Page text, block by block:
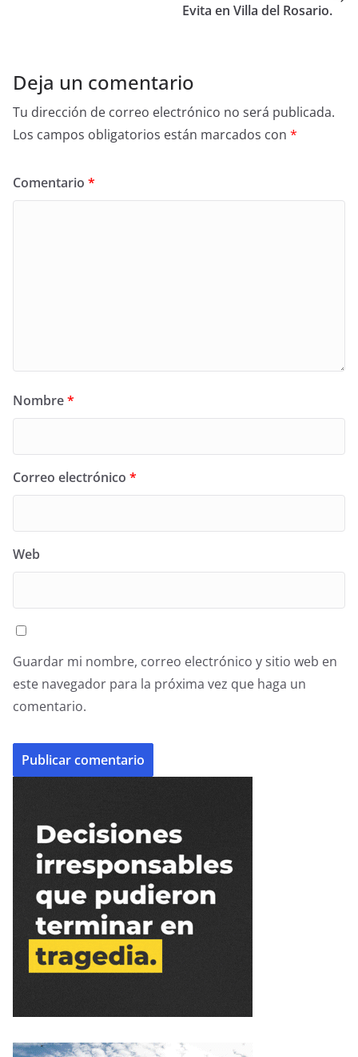
Evita en Villa del Rosario.
Deja un comentario
Tu dirección de correo electrónico no será publicada.
Los campos obligatorios están marcados con *
Comentario *
Nombre*
Correo electrónico *
Web
Guardar mi nombre, correo electrónico y sitio web en
este navegador para la próxima vez que haga un
comentario.